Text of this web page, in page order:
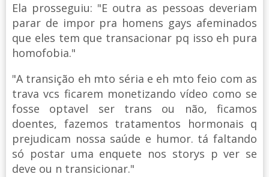
Ela prosseguiu: "E outra as pessoas deveriam
parar de impor pra homens gays afeminados
que eles tem que transacionar pq isso eh pura
homofobia."
"A transição eh mto séria e eh mto feio com as
trava vcs ficarem monetizando vídeo como se
fosse optavel ser trans ou não, ficamos
doentes, fazemos tratamentos hormonais q
prejudicam nossa saúde e humor. tá faltando
só postar uma enquete nos storys p ver se
deve ou n transicionar."